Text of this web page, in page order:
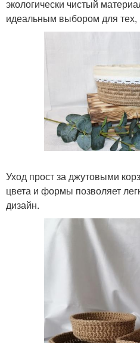
экологически чистый
идеальным выбором для тех,
Уход прост за джутовыми
цвета и формы позволяет
дизайн.